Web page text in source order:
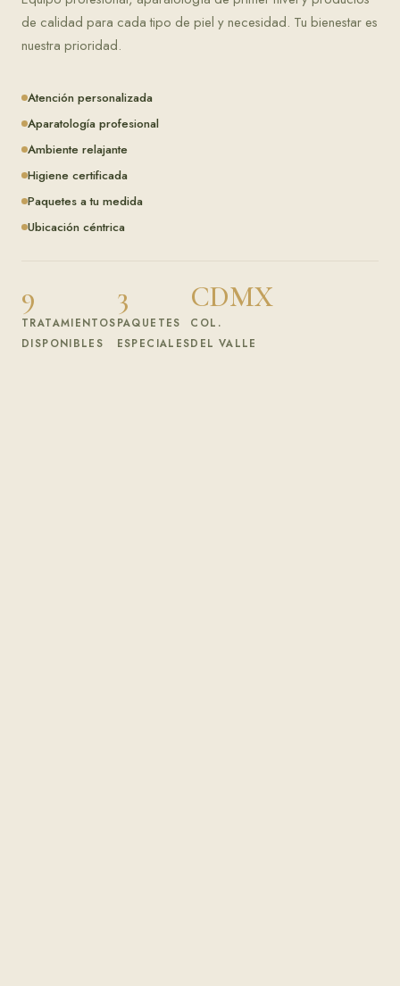
de calidad para cada tipo de piel y necesidad. Tu bienestar es
nuestra prioridad.
Atención personalizada
Aparatología profesional
Ambiente relajante
Higiene certificada
Paquetes a tu medida
Ubicación céntrica
9
TRATAMIENTOS
DISPONIBLES
3
PAQUETES
ESPECIALES
CDMX
COL.
DEL VALLE